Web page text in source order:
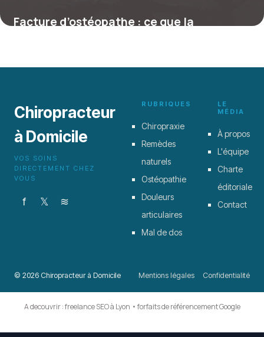
Facture d’ostéopathe : ce que la
Chiropracteur
à Domicile
VOS SOINS
DIRECTEMENT CHEZ
VOUS
f 𝕏 ≋
RUBRIQUES
Chiropraxie
Remèdes
naturels
Ostéopathie
Douleurs
articulaires
Mal de dos
LE
MÉDIA
À propos
L'équipe
Charte
éditoriale
Contact
© 2026 Chiropracteur à Domicile Mentions légales Confidentialité
A decouvrir :freelance SEO à Lyon • forfaits de référencement Google